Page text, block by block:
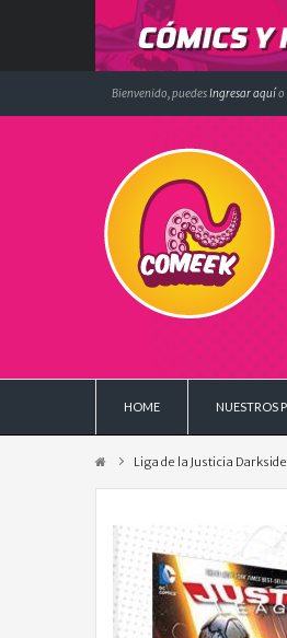
Bienvenido, puedesIngresar aquío
HOME NUESTROS
Liga de la Justicia